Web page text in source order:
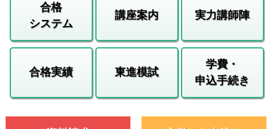
合格
システム
講座案内 実力講師陣
合格実績 東進模試
学費・
申込手続き